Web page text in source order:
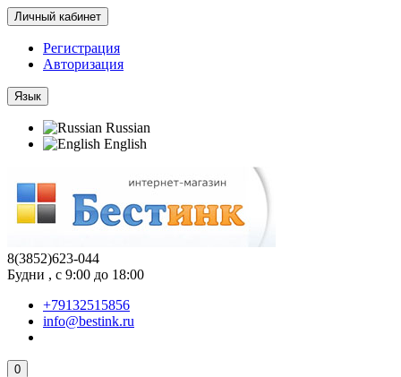
Личный кабинет
Регистрация
Авторизация
Язык
Russian
English
8(3852)623-044
Будни , с 9:00 до 18:00
+79132515856
info@bestink.ru
0